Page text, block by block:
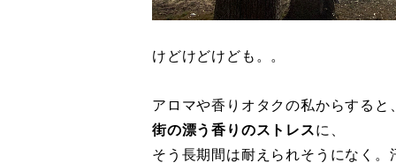
けどけどけども。。
アロマや香りオタクの私からすると
街の漂う香りのストレスに、
そう長期間は耐えられそうになく。